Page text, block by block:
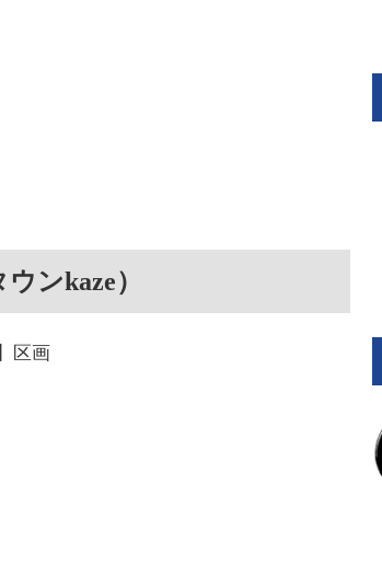
ンkaze）
区画